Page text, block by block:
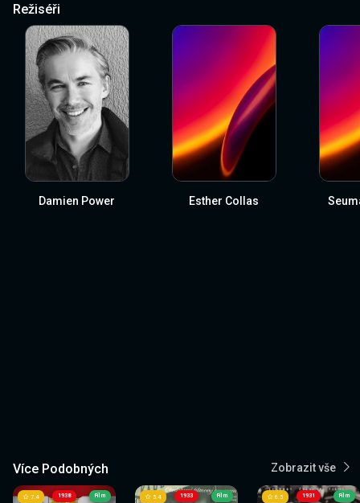
Režiséři
Damien Power Esther Collas
Více Podobných Zobrazit vše
1938
7.4 Film 1933
5.4 Film 1931
6.5 Film